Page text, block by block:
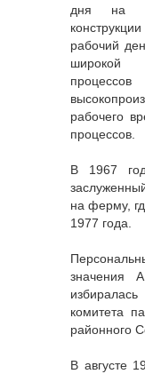
дня на
рабочий
широкой
рабочего
процессов.
В 1967
на ферму,
1977 года.
значения
комитета
районного
В августе